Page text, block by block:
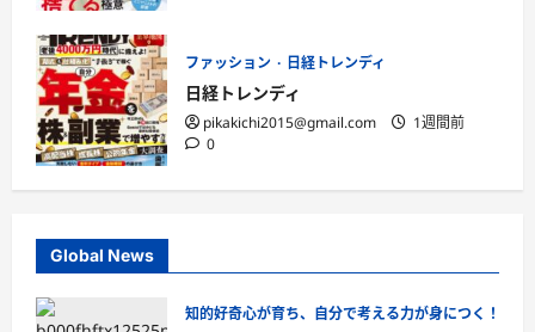
ファッション
日経トレンディ
日経トレンディ
pikakichi2015@gmail.com
1週間前
0
Global News
知的好奇心が育ち、自分で考える力が身につく！ 親